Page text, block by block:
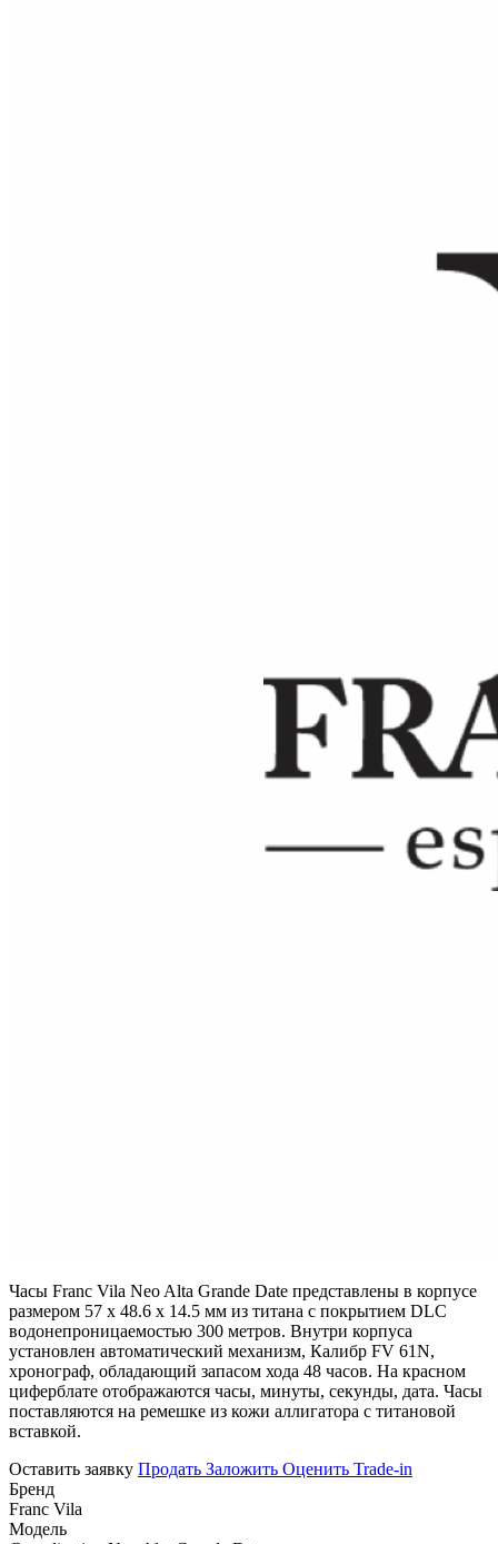
Часы Franc Vila Neo Alta Grande Date представлены в корпусе
размером 57 x 48.6 х 14.5 мм из титана с покрытием DLC
водонепроницаемостью 300 метров. Внутри корпуса
установлен автоматический механизм, Калибр FV 61N,
хронограф, обладающий запасом хода 48 часов. На красном
циферблате отображаются часы, минуты, секунды, дата. Часы
поставляются на ремешке из кожи аллигатора с титановой
вставкой.
Оставить заявку Продать Заложить Оценить Trade-in
Бренд
Franc Vila
Модель